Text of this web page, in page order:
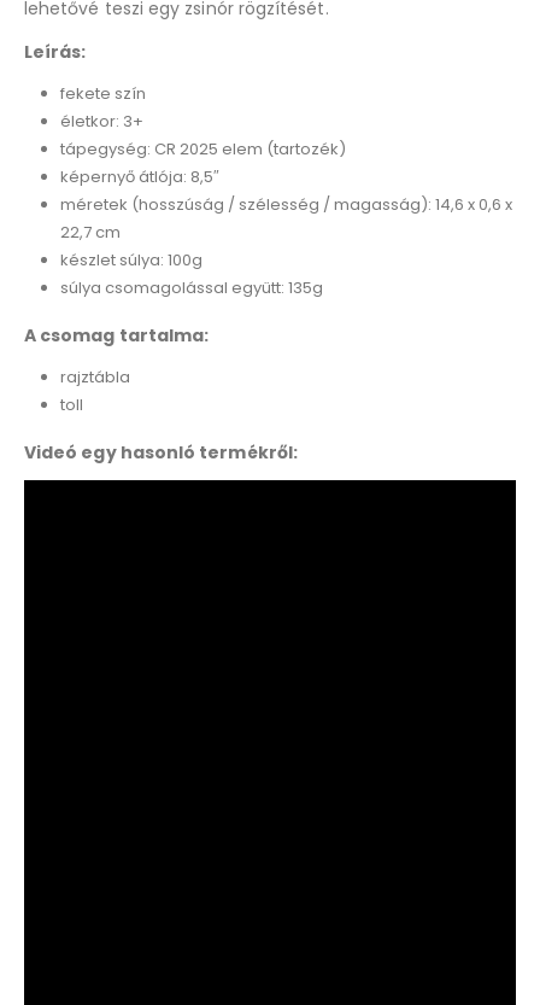
lehetővé teszi egy zsinór rögzítését.
Leírás:
fekete szín
életkor: 3+
tápegység: CR 2025 elem (tartozék)
képernyő átlója: 8,5″
méretek (hosszúság / szélesség / magasság): 14,6 x 0,6 x
22,7 cm
készlet súlya: 100g
súlya csomagolással együtt: 135g
A csomag tartalma:
rajztábla
toll
Videó egy hasonló termékről: